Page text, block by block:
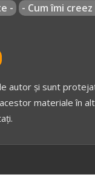
-
- Cum îmi
autor și sunt
materiale în